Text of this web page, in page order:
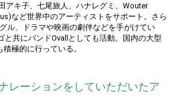
アキ子、七尾旅人、ハナレグミ、Wouter
など世界中のアーティストをサポート。さら
ル、ドラマや映画の劇伴などを手がけてい
と共にバンドOvallとしても活動。国内の大型
極的に行っている。
レーションをしていただいたア